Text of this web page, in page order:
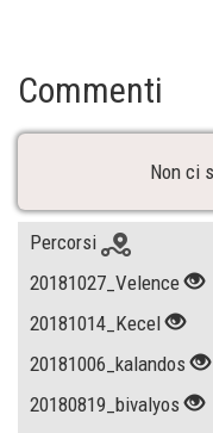
Commenti
Non ci
Percorsi
20181027_Velence
20181014_Kecel
20181006_kalandos
20180819_bivalyos